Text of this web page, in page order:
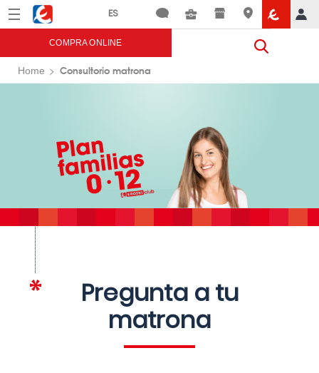
Menú Eroski
COMPRA ONLINE
Home Consultorio matrona
Pregunta a tu
matrona